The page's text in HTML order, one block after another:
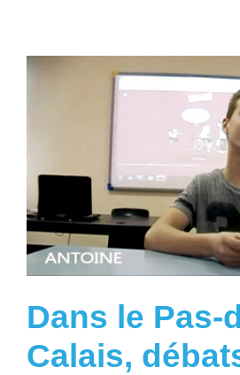
Dans le Pas-
Calais,